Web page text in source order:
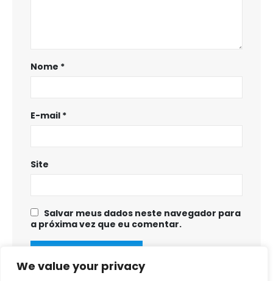
We value your privacy
Nome *
E-mail *
Site
Salvar meus dados neste navegador para
a próxima vez que eu comentar.